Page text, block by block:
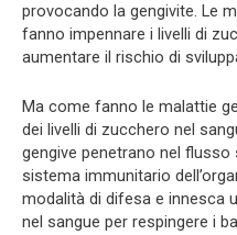
provocando la gengivite. Le
fanno impennare i livelli di
aumentare il rischio di
Ma come fanno le malattie
dei livelli di zucchero nel
gengive penetrano nel
sistema immunitario
modalità di difesa e innesca
nel sangue per respingere i